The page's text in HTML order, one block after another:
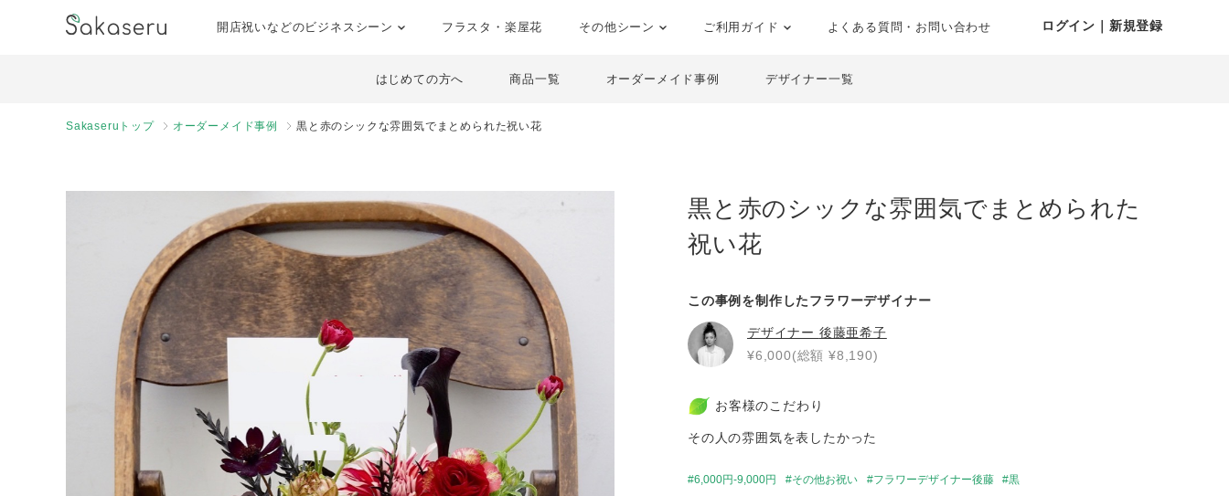
開店祝いなどのビジネスシーン フラスタ・楽屋花 その他シーン ご利用ガイド よくある質問・お問い合わせ ログイン｜新規登録
はじめての方へ 商品一覧 オーダーメイド事例 デザイナー一覧
Sakaseruトップ オーダーメイド事例 黒と赤のシックな雰囲気でまとめられた祝い花
黒と赤のシックな雰囲気でまとめられた
祝い花
この事例を制作したフラワーデザイナー
デザイナー 後藤亜希子
¥6,000(総額 ¥8,190)
お客様のこだわり
その人の雰囲気を表したかった
6,000円-9,000円 その他お祝い フラワーデザイナー後藤 黒